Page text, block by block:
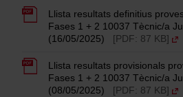
Llista resultats definitius
Fases 1 + 2 10037 Tècnic/a
(16/05/2025)
[PDF: 87 KB]
Llista resultats provisionals
Fases 1 + 2 10037 Tècnic/a
(08/05/2025)
[PDF: 87 KB]